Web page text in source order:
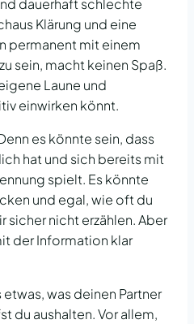
dauerhaft schlechte
Klärung und eine
permanent mit einem
sein, macht keinen Spaß.
Laune und
einwirken könnt.
es könnte sein, dass
hat und sich bereits mit
spielt. Es könnte
und egal, wie oft du
sicher nicht erzählen. Aber
der Information klar
was deinen Partner
du aushalten. Vor allem,